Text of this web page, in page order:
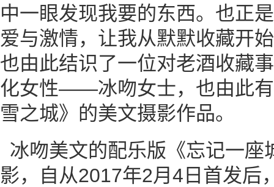
中一眼发现我要的东西。也正
爱与激情，让我从默默收藏开
也由此结识了一位对老酒收藏
化女性——冰吻女士，也由此
雪之城》的美文摄影作品。
冰吻美文的配乐版《忘记一座
影，自从2017年2月4日首发后